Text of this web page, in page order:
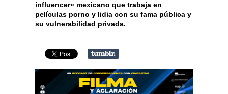
influencer» mexicano que trabaja en
películas porno y lidia con su fama pública y
su vulnerabilidad privada.